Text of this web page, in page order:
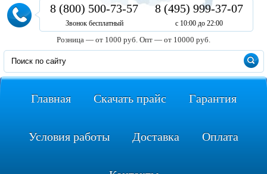
8 (800) 500-73-57
Звонок бесплатный
8 (495) 999-37-07
с 10:00 до 22:00
Розница — от 1000 руб. Опт — от 10000 руб.
Главная Скачать прайс Гарантия
Условия работы Доставка Оплата